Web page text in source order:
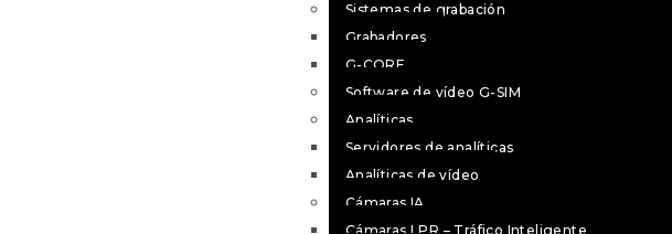
Sistemas de grabación
Grabadores
G-CORE
Software de vídeo G-SIM
Analíticas
Servidores de analíticas
Analíticas de vídeo
Cámaras IA
Cámaras LPR – Tráfico Inteligente